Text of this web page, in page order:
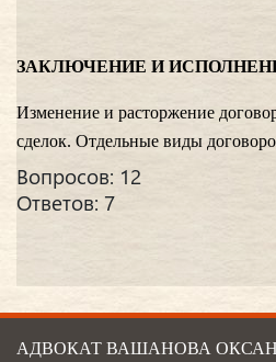
ЗАКЛЮЧЕНИЕ И
Изменение и расторжение
сделок. Отдельные виды
Вопросов: 12
Ответов: 7
АДВОКАТ ВАШАНОВА